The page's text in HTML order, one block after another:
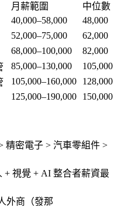
月薪範圍
中位數
40,000–58,000
48,000
52,000–75,000
62,000
68,000–100,000
82,000
85,000–130,000
105,000
105,000–160,000
128,000
125,000–190,000 150,000
精密電子 > 汽車零組件 >
+ 視覺 + AI 整合者薪資最
外商（發那